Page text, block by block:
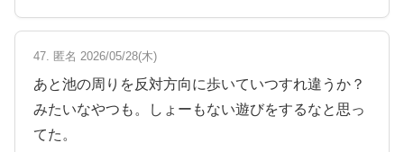
47. 匿名 2026/05/28(木)
あと池の周りを反対方向に歩いていつすれ違うか？
みたいなやつも。しょーもない遊びをするなと思っ
てた。